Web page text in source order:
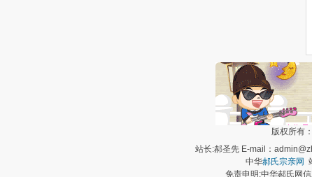
版权所有：
站长:郝圣先 E-mail：
中华郝氏宗亲网
免责申明:中华郝氏网